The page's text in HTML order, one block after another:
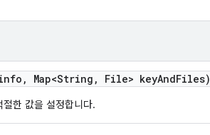
, Map<String , File> keyAndFiles)
한 값을 설정합니다.